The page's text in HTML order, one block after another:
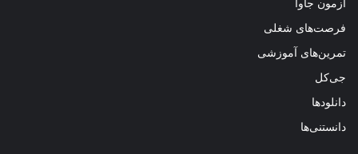
آزمون جاوا
فرصت‌های شغلی
تمرین‌های آموزشی
جی‌کل
دانلودها
دانستنی‌ها